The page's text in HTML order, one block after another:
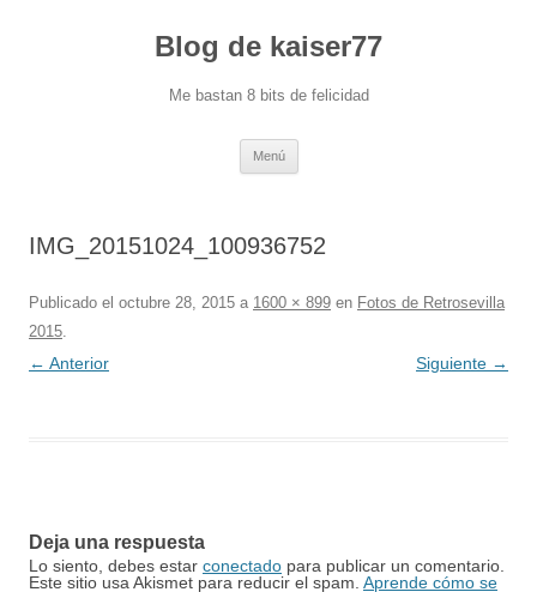
Blog de kaiser77
Me bastan 8 bits de felicidad
Menú
IMG_20151024_100936752
Publicado el octubre 28, 2015 a 1600 × 899 en Fotos de Retrosevilla
2015.
← Anterior Siguiente →
Deja una respuesta
Lo siento, debes estar conectado para publicar un comentario.
Este sitio usa Akismet para reducir el spam. Aprende cómo se